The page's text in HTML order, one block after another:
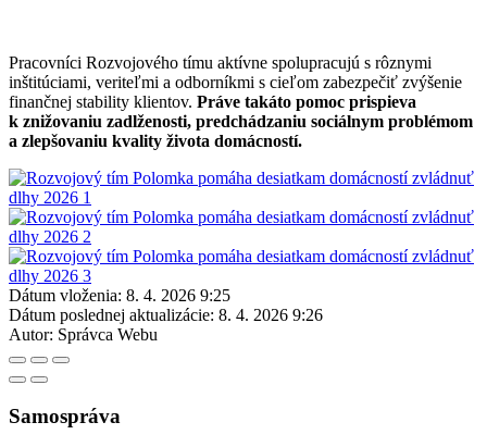
Pracovníci Rozvojového tímu aktívne spolupracujú s rôznymi
inštitúciami, veriteľmi a odborníkmi s cieľom zabezpečiť zvýšenie
finančnej stability klientov. Práve takáto pomoc prispieva
k znižovaniu zadlženosti, predchádzaniu sociálnym problémom
a zlepšovaniu kvality života domácností.
Dátum vloženia: 8. 4. 2026 9:25
Dátum poslednej aktualizácie: 8. 4. 2026 9:26
Autor: Správca Webu
Samospráva